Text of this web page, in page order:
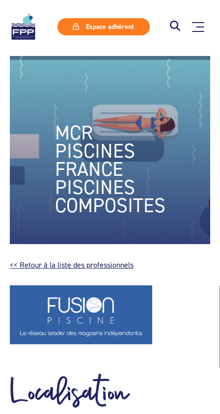
Espace adhérent
MCR
PISCINES
FRANCE
PISCINES
COMPOSITES
<< Retour à la liste des professionnels
Localisation